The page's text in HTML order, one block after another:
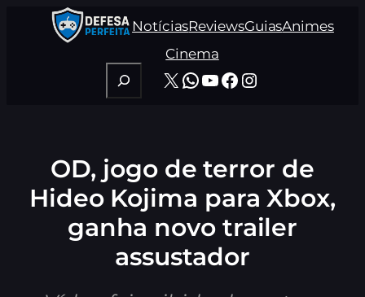
NotíciasReviewsGuiasAnimes
Cinema
Pesquisar
X WhatsApp
Youtube
Facebook
Instagram
OD, jogo de terror de
Hideo Kojima para Xbox,
ganha novo trailer
assustador